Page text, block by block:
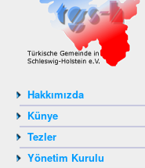
Hakkımızda
Künye
Tezler
Yönetim Kurulu